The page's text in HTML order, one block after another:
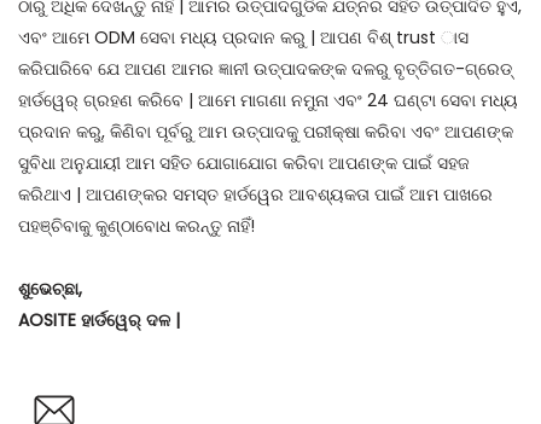
ଠାରୁ ଅଧିକ ଦେଖନ୍ତୁ ନାହିଁ | ଆମର ଉତ୍ପାଦଗୁଡିକ ଯତ୍ନର ସହିତ ଉତ୍ପାଦିତ ହୁଏ,
ଏବଂ ଆମେ ODM ସେବା ମଧ୍ୟ ପ୍ରଦାନ କରୁ | ଆପଣ ବିଶ୍ trust ାସ
କରିପାରିବେ ଯେ ଆପଣ ଆମର ଜ୍ଞାନୀ ଉତ୍ପାଦକଙ୍କ ଦଳରୁ ବୃତ୍ତିଗତ-ଗ୍ରେଡ୍
ହାର୍ଡୱେର୍ ଗ୍ରହଣ କରିବେ | ଆମେ ମାଗଣା ନମୁନା ଏବଂ 24 ଘଣ୍ଟା ସେବା ମଧ୍ୟ
ପ୍ରଦାନ କରୁ, କିଣିବା ପୂର୍ବରୁ ଆମ ଉତ୍ପାଦକୁ ପରୀକ୍ଷା କରିବା ଏବଂ ଆପଣଙ୍କ
ସୁବିଧା ଅନୁଯାୟୀ ଆମ ସହିତ ଯୋଗାଯୋଗ କରିବା ଆପଣଙ୍କ ପାଇଁ ସହଜ
କରିଥାଏ | ଆପଣଙ୍କର ସମସ୍ତ ହାର୍ଡୱେର ଆବଶ୍ୟକତା ପାଇଁ ଆମ ପାଖରେ
ପହଞ୍ଚିବାକୁ କୁଣ୍ଠାବୋଧ କରନ୍ତୁ ନାହିଁ!
ଶୁଭେଚ୍ଛା,
AOSITE ହାର୍ଡୱେର୍ ଦଳ |